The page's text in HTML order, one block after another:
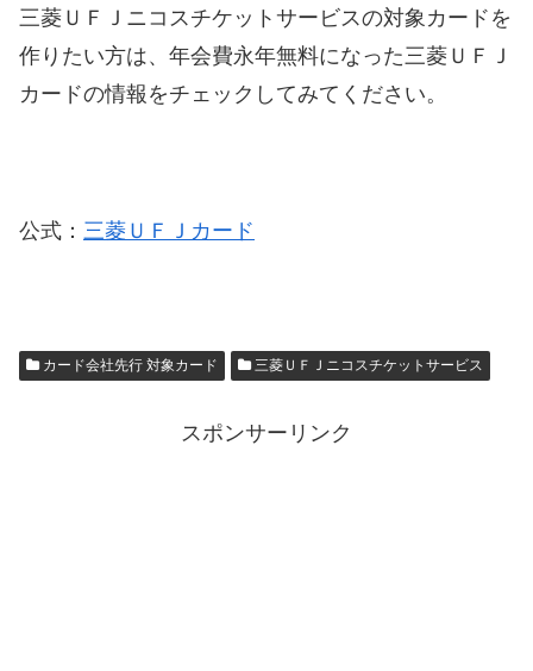
三菱ＵＦＪニコスチケットサービスの対象カードを
作りたい方は、年会費永年無料になった三菱ＵＦＪ
カードの情報をチェックしてみてください。
公式： 三菱ＵＦＪカード
カード会社先行 対象カード 三菱ＵＦＪニコスチケットサービス
スポンサーリンク